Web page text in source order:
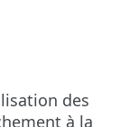
des
à la